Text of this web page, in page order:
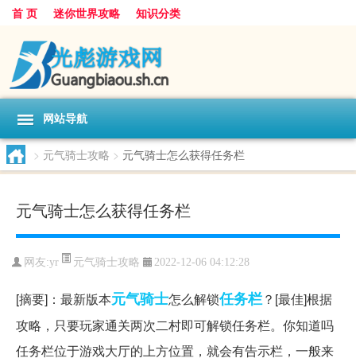
首 页 迷你世界攻略 知识分类
网站导航
> 元气骑士攻略 > 元气骑士怎么获得任务栏
元气骑士怎么获得任务栏
网友:yr 元气骑士攻略 2022-12-06 04:12:28
[摘要]：最新版本元气骑士怎么解锁任务栏？[最佳]根据
攻略，只要玩家通关两次二村即可解锁任务栏。你知道吗
任务栏位于游戏大厅的上方位置，就会有告示栏，一般来